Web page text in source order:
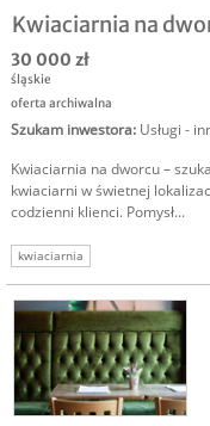
Kwiaciarnia na
30 000 zł
śląskie
oferta archiwalna
Szukam inwestora: Usługi -
Kwiaciarnia na dworcu –
kwiaciarni w świetnej
codzienni klienci. Pomysł...
kwiaciarnia